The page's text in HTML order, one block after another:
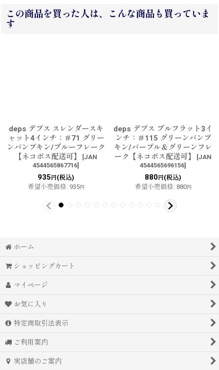
この商品を買った人は、こんな商品も買っていま
す
deps デプス スレンダースキ
ャット4インチ：＃71 グリー
ンパンプキン/ブルーフレーク
【ネコポス配送可】
[JAN
4544565867716]
935 円(税込)
希望小売価格: 935円
deps デプス ブルフラット3イ
ンチ：＃115 グリーンパンプ
キン/パープル＆グリーンフレ
ーク【ネコポス配送可】
[JAN
4544565696156]
880 円(税込)
希望小売価格: 880円
ホーム
ショッピングカート
マイページ
お気に入り
特定商取引法表示
ご利用案内
実店舗のご案内